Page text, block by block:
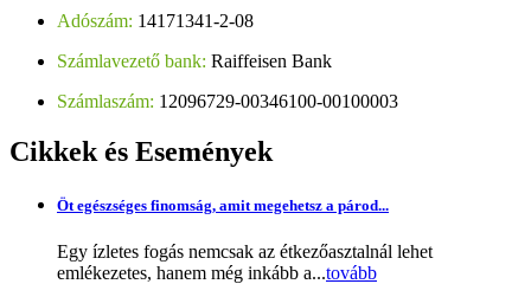
Adószám: 14171341-2-08
Számlavezető bank: Raiffeisen Bank
Számlaszám: 12096729-00346100-00100003
Cikkek és Események
Öt egészséges finomság, amit megehetsz a párod...
Egy ízletes fogás nemcsak az étkezőasztalnál lehet
emlékezetes, hanem még inkább a...tovább